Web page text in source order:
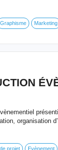
Graphisme Marketing
organisation
projet Evènement